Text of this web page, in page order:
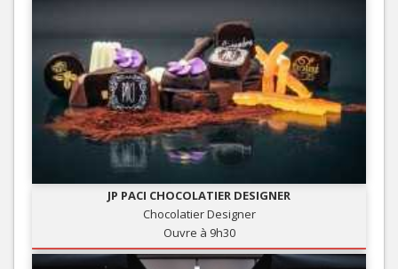
JP PACI CHOCOLATIER DESIGNER
Chocolatier Designer
Ouvre à 9h30